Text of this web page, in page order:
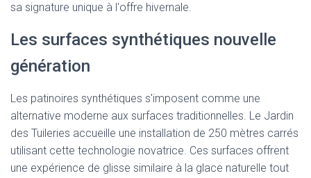
sa signature unique à l'offre hivernale.
Les surfaces synthétiques nouvelle
génération
Les patinoires synthétiques s'imposent comme une
alternative moderne aux surfaces traditionnelles. Le Jardin
des Tuileries accueille une installation de 250 mètres carrés
utilisant cette technologie novatrice. Ces surfaces offrent
une expérience de glisse similaire à la glace naturelle tout